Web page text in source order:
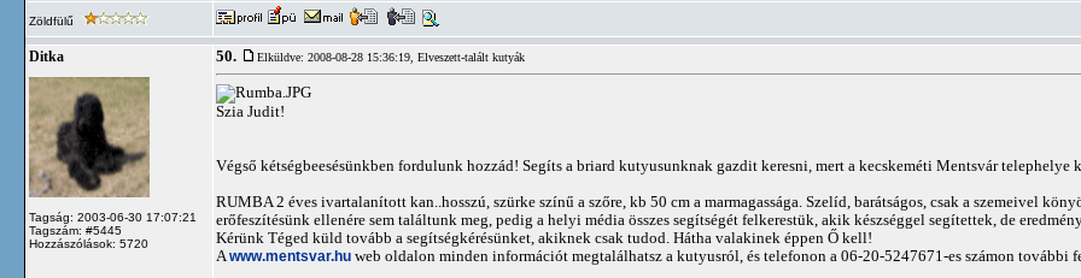
Zöldfülű
Ditka
Tagság: 2003-06-30 17:07:21
Tagszám: #5445
Hozzászólások: 5720
50. Elküldve: 2008-08-28 15:36:19, Elveszett-talált kutyák
Szia Judit!
Végső kétségbeesésünkben fordulunk hozzád! Segíts a briard kutyusunknak gazdit keresni, mert a kecskeméti Mentsvár telephelye
RUMBA 2 éves ivartalanított kan..hosszú, szürke színű a szőre, kb 50 cm a marmagassága. Szelíd, barátságos, csak a szemeivel
erőfeszítésünk ellenére sem találtunk meg, pedig a helyi média összes segítségét felkerestük, akik készséggel segítettek, de
Kérünk Téged küld tovább a segítségkérésünket, akiknek csak tudod. Hátha valakinek éppen Ő kell!
A www.mentsvar.hu web oldalon minden információt megtalálhatsz a kutyusról, és telefonon a 06-20-5247671-es számon további